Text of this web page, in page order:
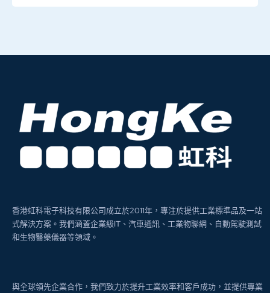
香港虹科電子科技有限公司成立於2011年，專注於提供工業標準品及一站
式解決方案。我們涵蓋企業級IT、汽車通訊、工業物聯網、自動駕駛測試
和生物醫藥儀器等領域。
與全球領先企業合作，我們致力於提升工業效率和客戶成功，並提供專業